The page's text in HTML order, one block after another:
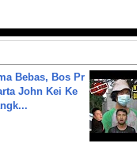
Bebas, Bos Pr
John Kei Ke